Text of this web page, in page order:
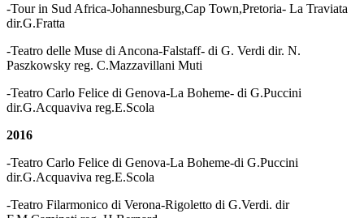
-Tour in Sud Africa-Johannesburg,Cap Town,Pretoria- La Traviata
dir.G.Fratta
-Teatro delle Muse di Ancona-Falstaff- di G. Verdi dir. N.
Paszkowsky reg. C.Mazzavillani Muti
-Teatro Carlo Felice di Genova-La Boheme- di G.Puccini
dir.G.Acquaviva reg.E.Scola
2016
-Teatro Carlo Felice di Genova-La Boheme-di G.Puccini
dir.G.Acquaviva reg.E.Scola
-Teatro Filarmonico di Verona-Rigoletto di G.Verdi. dir